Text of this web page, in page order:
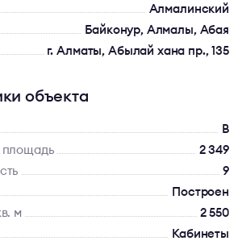
Алмалинский
Байконур, Алмалы, Абая
г. Алматы, Абылай хана пр., 135
объекта
B
площадь
2 349
9
Построен
м
2 550
Кабинеты